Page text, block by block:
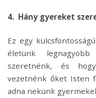
4. Hány gyereket
Ez egy
életünk
szeretnénk, és
vezetnénk őket Isten
adna nekünk